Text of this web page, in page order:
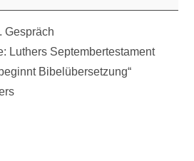
Gespräch
Luthers Septembertestament
Bibelübersetzung“